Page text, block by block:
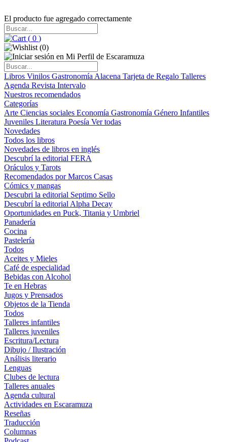
El producto fue agregado correctamente
( 0 )
(0)
Libros Vinilos Gastronomía Alacena Tarjeta de Regalo Talleres
Agenda Revista Intervalo
Nuestros recomendados
Categorías
Arte Ciencias sociales Economía Gastronomía Género Infantiles
Juveniles Literatura Poesía Ver todas
Novedades
Todos los libros
Novedades de libros en inglés
Descubrí la editorial FERA
Oráculos y Tarots
Recomendados por Marcos Casas
Cómics y mangas
Descubri la editorial Septimo Sello
Descubrí la editorial Alpha Decay
Oportunidades en Puck, Titania y Umbriel
Panadería
Cocina
Pastelería
Todos
Aceites y Mieles
Café de especialidad
Bebidas con Alcohol
Te en Hebras
Jugos y Prensados
Objetos de la Tienda
Todos
Talleres infantiles
Talleres juveniles
Escritura/Lectura
Dibujo / Ilustración
Análisis literario
Lenguas
Clubes de lectura
Talleres anuales
Agenda cultural
Actividades en Escaramuza
Reseñas
Traducción
Columnas